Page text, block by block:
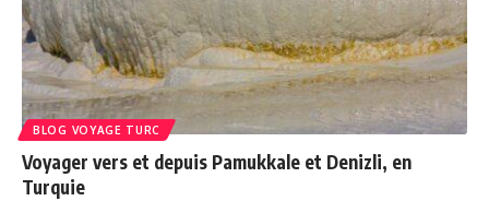
BLOG VOYAGE TURC
Voyager vers et depuis Pamukkale et Denizli, en
Turquie